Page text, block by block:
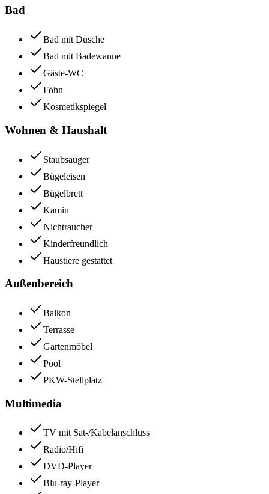
Bad
Bad mit Dusche
Bad mit Badewanne
Gäste-WC
Föhn
Kosmetikspiegel
Wohnen & Haushalt
Staubsauger
Bügeleisen
Bügelbrett
Kamin
Nichtraucher
Kinderfreundlich
Haustiere gestattet
Außenbereich
Balkon
Terrasse
Gartenmöbel
Pool
PKW-Stellplatz
Multimedia
TV mit Sat-/Kabelanschluss
Radio/Hifi
DVD-Player
Blu-ray-Player